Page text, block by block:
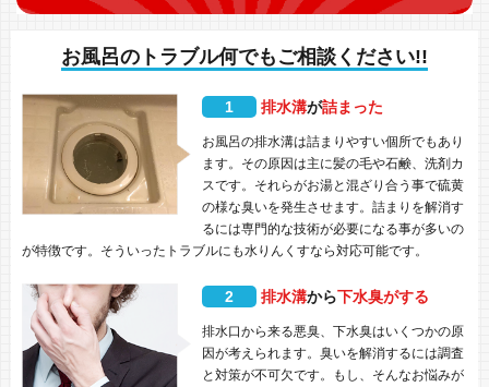
お風呂のトラブル何でもご相談ください!!
1 排水溝が詰まった
お風呂の排水溝は詰まりやすい個所でもあり
ます。その原因は主に髪の毛や石鹸、洗剤カ
スです。それらがお湯と混ざり合う事で硫黄
の様な臭いを発生させます。詰まりを解消す
るには専門的な技術が必要になる事が多いの
が特徴です。そういったトラブルにも水りんくすなら対応可能です。
2 排水溝から下水臭がする
排水口から来る悪臭、下水臭はいくつかの原
因が考えられます。臭いを解消するには調査
と対策が不可欠です。もし、そんなお悩みが